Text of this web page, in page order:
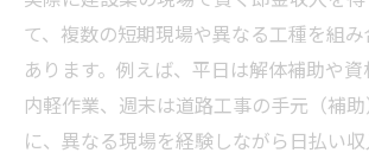
て、複数の短期現場や異なる工種を組
あります。例えば、平日は解体補助や
内軽作業、週末は道路工事の手元（補
に、異なる現場を経験しながら日払い